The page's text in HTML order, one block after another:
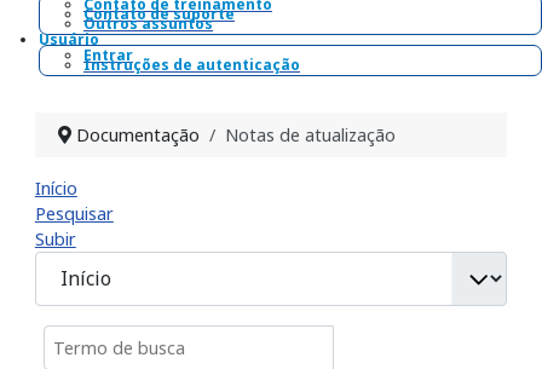
Contato de treinamento
Contato de suporte
Outros assuntos
Usuário
Entrar
Instruções de autenticação
Documentação Notas de atualização
Início
Pesquisar
Subir
Termo de busca